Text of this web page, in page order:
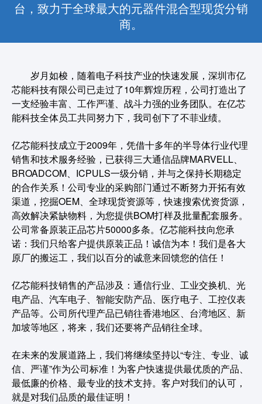
台，致力于全球最大的元器件混合型现货分销
商。
岁月如梭，随着电子科技产业的快速发展，深圳市亿
芯能科技有限公司已走过了10年辉煌历程，公司打造出了
一支经验丰富、工作严谨、战斗力强的业务团队。在亿芯
能科技全体员工共同努力下，我司创下了不菲业绩。
亿芯能科技成立于2009年，凭借十多年的半导体行业代理
销售和技术服务经验，已获得三大通信品牌MARVELL、
BROADCOM、ICPULS一级分销，并与之保持长期稳定
的合作关系！公司专业的采购部门通过不断努力开拓有效
渠道，挖掘OEM、全球现货资源等，快速搜索优资货源，
高效解决紧缺物料，为您提供BOM打样及批量配套服务。
公司常备原装正品芯片50000多条。亿芯能科技向您承
诺：我们只给客户提供原装正品！诚信为本！我们是各大
原厂的搬运工，我们以百分的诚意来回馈您的信任！
亿芯能科技销售的产品涉及：通信行业、工业交换机、光
电产品、汽车电子、智能安防产品、医疗电子、工控仪表
产品等。公司所代理产品已销往香港地区、台湾地区、新
加坡等地区，将来，我们还要将产品销往全球。
在未来的发展道路上，我们将继续坚持以“专注、专业、诚
信、严谨”作为公司标准！为客户快速提供最优质的产品、
最低廉的价格、最专业的技术支持。客户对我们的认可，
就是对我们品质的最佳证明！